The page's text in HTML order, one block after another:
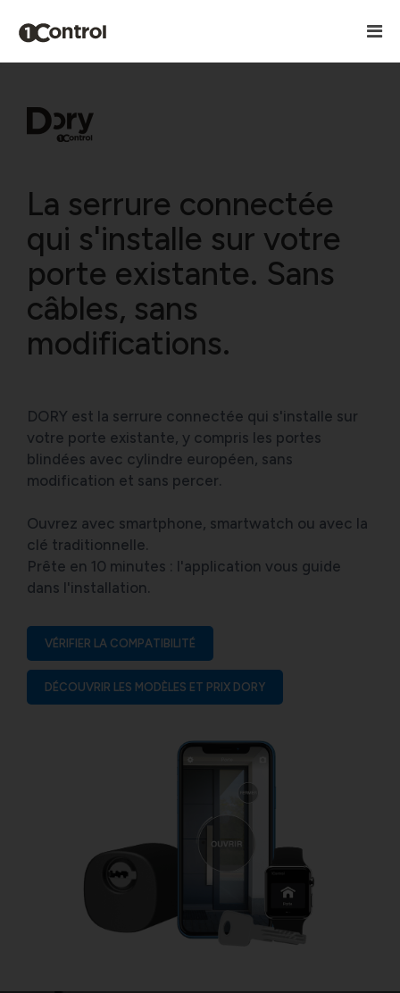
La serrure connectée
qui s'installe sur votre
porte existante. Sans
câbles, sans
modifications.
DORY est la serrure connectée qui s'installe sur
votre porte existante, y compris les portes
blindées avec cylindre européen, sans
modification et sans percer.
Ouvrez avec smartphone, smartwatch ou avec la
clé traditionnelle.
Prête en 10 minutes : l'application vous guide
dans l'installation.
VÉRIFIER LA COMPATIBILITÉ
DÉCOUVRIR LES MODÈLES ET PRIX DORY